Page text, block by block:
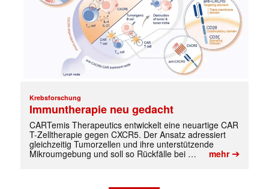
Krebsforschung
Immuntherapie neu gedacht
CARTemis Therapeutics entwickelt eine neuartige CAR
T-Zelltherapie gegen CXCR5. Der Ansatz adressiert
gleichzeitig Tumorzellen und ihre unterstützende
Mikroumgebung und soll so Rückfälle bei …
mehr➔